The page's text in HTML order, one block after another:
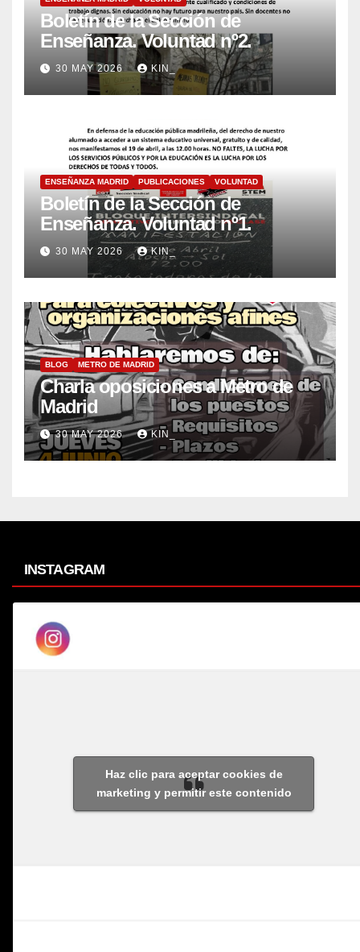
Boletín de la Sección de
Enseñanza. Voluntad nº2.
30 MAY 2026 KIN_
ENSEÑANZA MADRID PUBLICACIONES VOLUNTAD
Boletín de la Sección de
Enseñanza. Voluntad nº1.
30 MAY 2026 KIN_
BLOG METRO DE MADRID
Charla oposiciones a Metro de
Madrid
30 MAY 2026 KIN_
INSTAGRAM
Haz clic para aceptar cookies de
marketing y permitir este contenido